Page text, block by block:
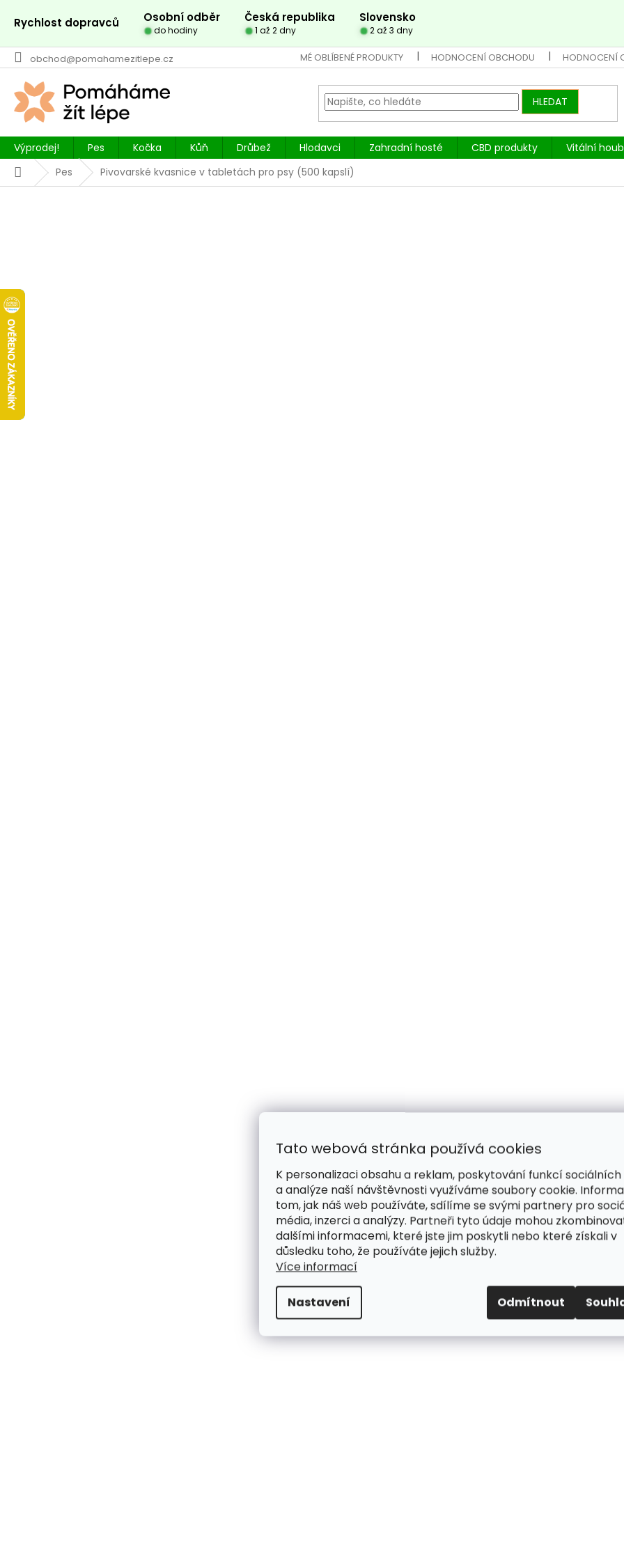
Tato webová stránka používá cookies
K personalizaci obsahu a reklam, poskytování funkcí
a analýze naší návštěvnosti využíváme soubory cookie.
tom, jak náš web používáte, sdílíme se svými partnery pro
média, inzerci a analýzy. Partneři tyto údaje mohou
dalšími informacemi, které jste jim poskytli nebo které získali v
důsledku toho, že používáte jejich služby.
Více informací
Nastavení Odmítnout
obsah
Rychlost dopravců Osobní odběr Česká republika Slovensko
do hodiny 1 až 2 dny 2 až 3 dny
obchod@pomahamezitlepe.cz MÉ OBLÍBENÉ PRODUKTY HODNOCENÍ OBCHODU HODNOCENÍ
HLEDAT
Výprodej! Pes Kočka Kůň Drůbež Hlodavci Zahradní hosté CBD produkty
Vitální
DomůPes Pivovarské kvasnice v tabletách pro psy (500 kapslí)